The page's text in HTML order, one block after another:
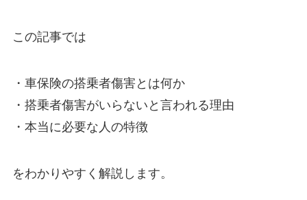
この記事では
・車保険の搭乗者傷害とは何か
・搭乗者傷害がいらないと言われる理由
・本当に必要な人の特徴
をわかりやすく解説します。